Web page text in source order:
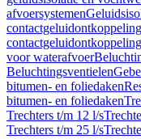
afvoersystemen
contactgeluidontkoppeling
contactgeluidontkoppeling
voor waterafvoer
Beluchtingsventielen
bitumen- en foliedaken
bitumen- en foliedaken
Trechters t/m 12 l/s
Trechters t/m 25 l/s